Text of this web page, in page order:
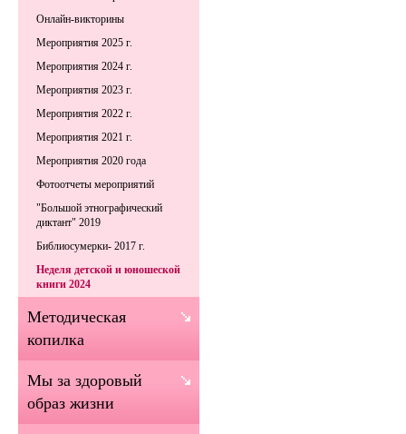
Онлайн-викторины
Мероприятия 2025 г.
Мероприятия 2024 г.
Мероприятия 2023 г.
Мероприятия 2022 г.
Мероприятия 2021 г.
Мероприятия 2020 года
Фотоотчеты мероприятий
"Большой этнографический
диктант" 2019
Библиосумерки- 2017 г.
Неделя детской и юношеской
книги 2024
Методическая
копилка
Мы за здоровый
образ жизни